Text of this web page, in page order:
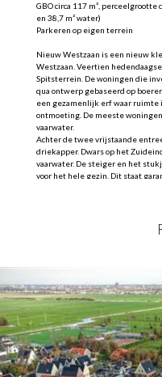
GBO circa 117 m², perceelgrootte
en 38,7 m² water)
Parkeren op eigen terrein
Nieuw Westzaan is een nieuw
Westzaan. Veertien
Spitsterrein. De woningen die
qua ontwerp gebaseerd op
een gezamenlijk erf waar ruimte
ontmoeting. De meeste
vaarwater.
Achter de twee vrijstaande
driekapper. Dwars op het
vaarwater. De steiger en het
voor het hele gezin. Dit staat
van extra perceelgrootte. Bijna
waterpartij van bijna 39 m². Ook
aanspreken. Deze hoekwoning
spreken onmiddellijk tot de
tegelijk!
De woning is praktisch en
handige inpandige (fietsen-
grond gaan in de leefruimte de
over. De keuken bevindt zich aan
zodat je deze helemaal naar